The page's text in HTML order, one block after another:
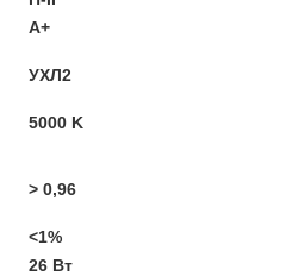
A+
УХЛ2
5000 K
> 0,96
<1%
26 Вт